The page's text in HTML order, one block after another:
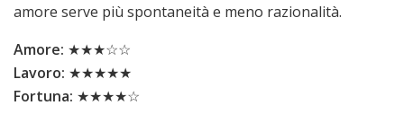
amore serve più spontaneità e meno razionalità.
Amore: ★★★☆☆
Lavoro: ★★★★★
Fortuna: ★★★★☆